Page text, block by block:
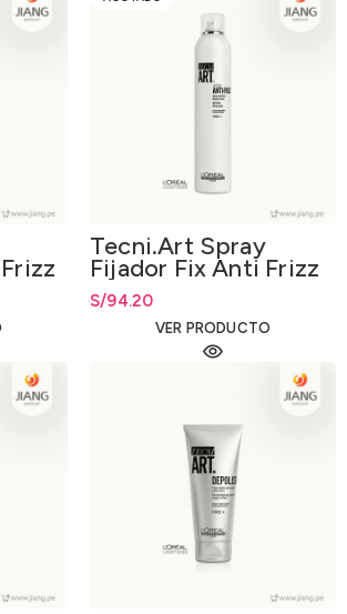
Tecni.Art Spray
Fijador Fix Anti Frizz
400ml.
S/94.20
VER PRODUCTO